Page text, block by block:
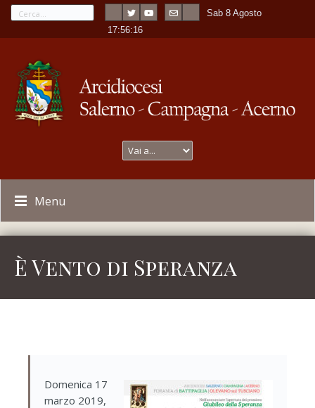
Sab 8 Agosto
17:56:16
Menu
È Vento di Speranza
Domenica 17
marzo 2019,